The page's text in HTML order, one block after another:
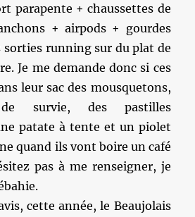
parapente + chaussettes de
+ airpods + gourdes
sorties running sur du plat de
Je me demande donc si ces
leur sac des mousquetons,
survie, des pastilles
patate à tente et un piolet
quand ils vont boire un café
pas à me renseigner, je
cette année, le Beaujolais